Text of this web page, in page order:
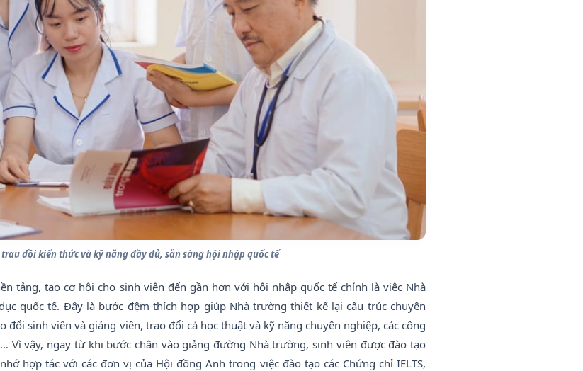
dồi kiến thức và kỹ năng đầy đủ, sẵn sàng hội nhập quốc tế
tảng, tạo cơ hội cho sinh viên đến gần hơn với hội nhập quốc tế chính là việc Nhà
quốc tế. Đây là bước đệm thích hợp giúp Nhà trường thiết kế lại cấu trúc chuyên
sinh viên và giảng viên, trao đổi cả học thuật và kỹ năng chuyên nghiệp, các công
Vì vậy, ngay từ khi bước chân vào giảng đường Nhà trường, sinh viên được đào tạo
hợp tác với các đơn vị của Hội đồng Anh trong việc đào tạo các Chứng chỉ IELTS,